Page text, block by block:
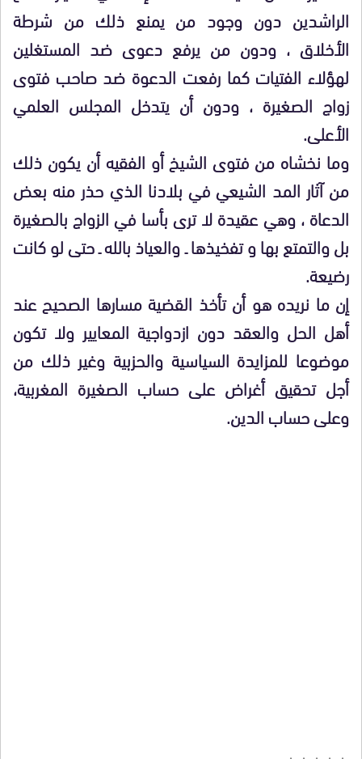
الراشدين دون وجود من يمنع ذلك من شرطة
الأخلاق ، ودون من يرفع دعوى ضد المستغلين
لهؤلاء الفتيات كما رفعت الدعوة ضد صاحب فتوى
زواج الصغيرة ، ودون أن يتدخل المجلس العلمي
الأعلى.
وما نخشاه من فتوى الشيخ أو الفقيه أن يكون ذلك
من آثار المد الشيعي في بلادنا الذي حذر منه بعض
الدعاة ، وهي عقيدة لا ترى بأسا في الزواج بالصغيرة
بل والتمتع بها و تفخيذها ـ والعياذ بالله ـ حتى لو كانت
رضيعة.
إن ما نريده هو أن تأخذ القضية مسارها الصحيح عند
أهل الحل والعقد دون ازدواجية المعايير ولا تكون
موضوعا للمزايدة السياسية والحزبية وغير ذلك من
أجل تحقيق أغراض على حساب الصغيرة المغربية،
وعلى حساب الدين.